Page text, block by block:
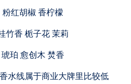
粉红胡椒 香柠檬
竹香 栀子花 茉莉
珀 愈创木 焚香
水线属于商业大牌里比较低